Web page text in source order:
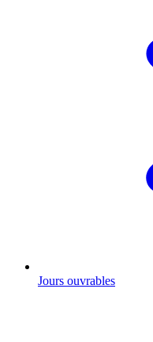
Jours ouvrables